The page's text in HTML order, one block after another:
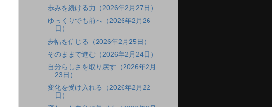
歩みを続ける力（2026年2月27日）
ゆっくりでも前へ（2026年2月26
日）
歩幅を信じる（2026年2月25日）
そのままで進む（2026年2月24日）
自分らしさを取り戻す（2026年2月
23日）
変化を受け入れる（2026年2月22
日）